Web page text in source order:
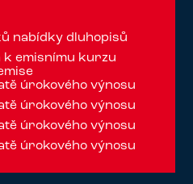
nabídky dluhopisů
k emisnímu kurzu
úrokového výnosu
úrokového výnosu
úrokového výnosu
úrokového výnosu